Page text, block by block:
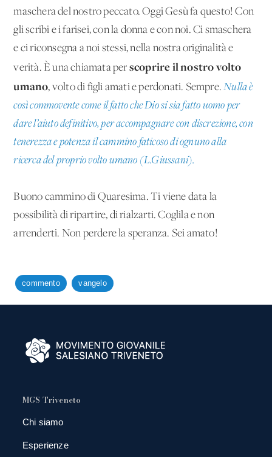
maschera del nostro peccato. Oggi Gesù fa questo! Con
gli scribi e i farisei, con la donna e con noi. Ci smaschera
e ci riconsegna a noi stessi, nella nostra originalità e
verità. È una chiamata per scoprire il nostro volto
umano, volto di figli amati e perdonati. Sempre.Nulla è
così commovente come il fatto che Dio si sia fatto uomo per
dare l’aiuto definitivo, per accompagnare con discrezione, con
tenerezza e potenza il cammino faticoso di ognuno alla
ricerca del proprio volto umano (L.Giussani).
Buono cammino di Quaresima. Ti viene data la
possibilità di ripartire, di rialzarti. Coglila e non
arrenderti. Non perdere la speranza. Sei amato!
commento vangelo
MGS Triveneto
Chi siamo
Esperienze